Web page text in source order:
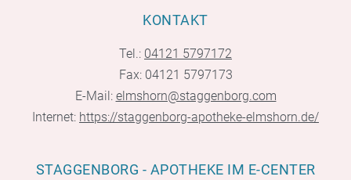
KONTAKT
Tel.: 04121 5797172
Fax: 04121 5797173
E-Mail: elmshorn@staggenborg.com
Internet: https://staggenborg-apotheke-elmshorn.de/
STAGGENBORG - APOTHEKE IM E-CENTER